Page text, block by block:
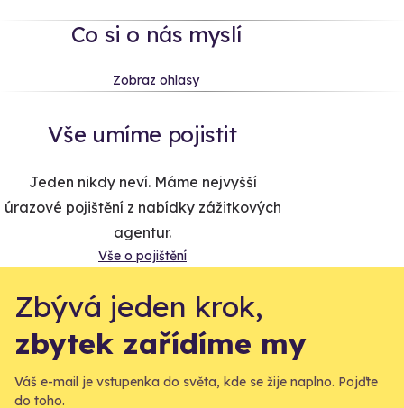
Co si o nás myslí
Zobraz ohlasy
Vše umíme pojistit
Jeden nikdy neví. Máme nejvyšší
úrazové pojištění z nabídky zážitkových
agentur.
Vše o pojištění
Zbývá jeden krok,
zbytek zařídíme my
Váš e-mail je vstupenka do světa, kde se žije naplno. Pojďte
do toho.